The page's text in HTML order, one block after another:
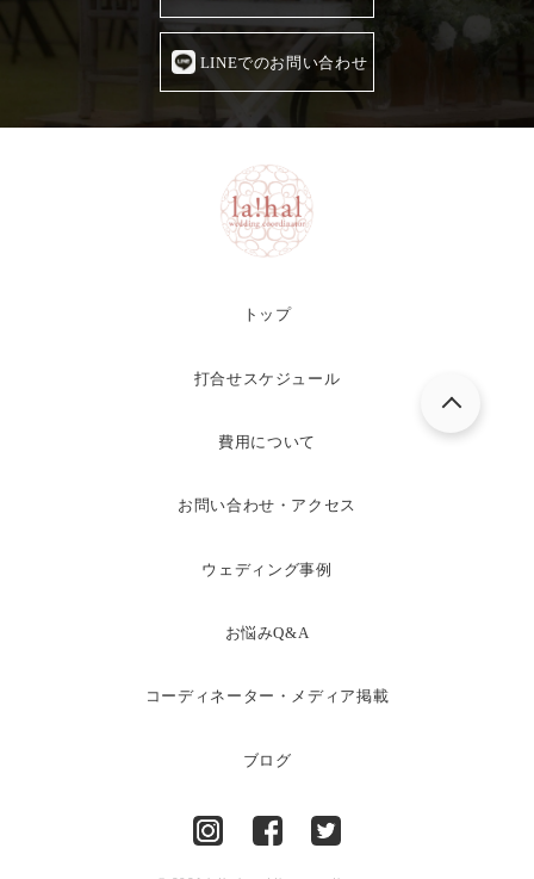
LINEでのお問い合わせ
トップ
打合せスケジュール
費用について
お問い合わせ・アクセス
ウェディング事例
お悩みQ&A
コーディネーター・メディア掲載
ブログ